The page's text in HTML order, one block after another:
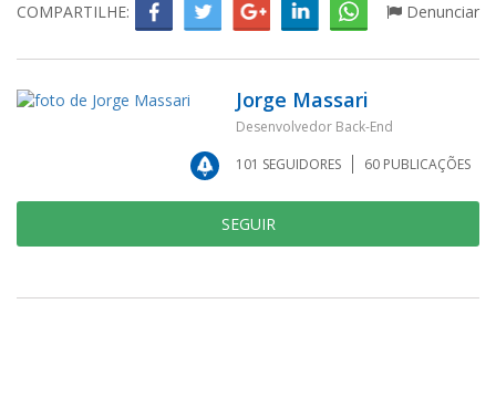
COMPARTILHE: Denunciar
Jorge Massari
Desenvolvedor Back-End
101 SEGUIDORES 60 PUBLICAÇÕES
SEGUIR